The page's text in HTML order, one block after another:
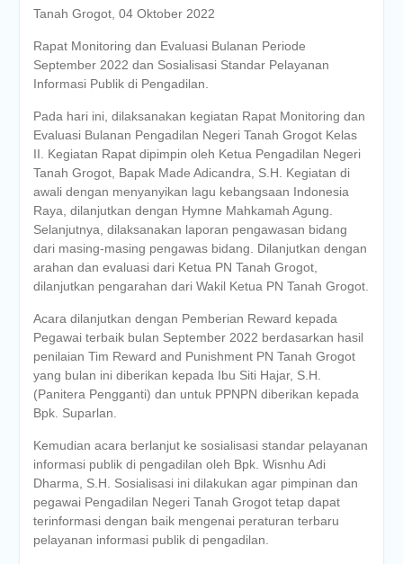
Tanah Grogot, 04 Oktober 2022
Rapat Monitoring dan Evaluasi Bulanan Periode
September 2022 dan Sosialisasi Standar Pelayanan
Informasi Publik di Pengadilan.
Pada hari ini, dilaksanakan kegiatan Rapat Monitoring dan
Evaluasi Bulanan Pengadilan Negeri Tanah Grogot Kelas
II. Kegiatan Rapat dipimpin oleh Ketua Pengadilan Negeri
Tanah Grogot, Bapak Made Adicandra, S.H. Kegiatan di
awali dengan menyanyikan lagu kebangsaan Indonesia
Raya, dilanjutkan dengan Hymne Mahkamah Agung.
Selanjutnya, dilaksanakan laporan pengawasan bidang
dari masing-masing pengawas bidang. Dilanjutkan dengan
arahan dan evaluasi dari Ketua PN Tanah Grogot,
dilanjutkan pengarahan dari Wakil Ketua PN Tanah Grogot.
Acara dilanjutkan dengan Pemberian Reward kepada
Pegawai terbaik bulan September 2022 berdasarkan hasil
penilaian Tim Reward and Punishment PN Tanah Grogot
yang bulan ini diberikan kepada Ibu Siti Hajar, S.H.
(Panitera Pengganti) dan untuk PPNPN diberikan kepada
Bpk. Suparlan.
Kemudian acara berlanjut ke sosialisasi standar pelayanan
informasi publik di pengadilan oleh Bpk. Wisnhu Adi
Dharma, S.H. Sosialisasi ini dilakukan agar pimpinan dan
pegawai Pengadilan Negeri Tanah Grogot tetap dapat
terinformasi dengan baik mengenai peraturan terbaru
pelayanan informasi publik di pengadilan.